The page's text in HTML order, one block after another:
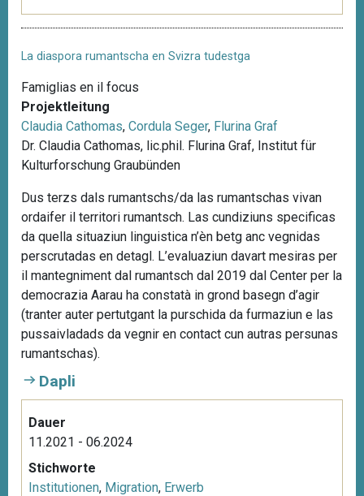
La diaspora rumantscha en Svizra tudestga
Famiglias en il focus
Projektleitung
Claudia Cathomas, Cordula Seger, Flurina Graf
Dr. Claudia Cathomas, lic.phil. Flurina Graf, Institut für
Kulturforschung Graubünden
Dus terzs dals rumantschs/da las rumantschas vivan
ordaifer il territori rumantsch. Las cundiziuns specificas
da quella situaziun linguistica n’èn betg anc vegnidas
perscrutadas en detagl. L’evaluaziun davart mesiras per
il mantegniment dal rumantsch dal 2019 dal Center per la
democrazia Aarau ha constatà in grond basegn d’agir
(tranter auter pertutgant la purschida da furmaziun e las
pussaivladads da vegnir en contact cun autras persunas
rumantschas).
Dapli
Dauer
11.2021 - 06.2024
Stichworte
Institutionen, Migration, Erwerb